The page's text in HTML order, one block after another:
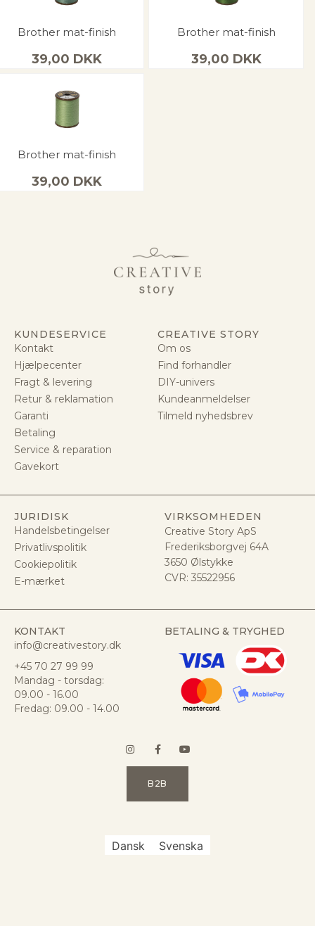
Brother mat-finish
39,00 DKK
Brother mat-finish
39,00 DKK
Brother mat-finish
39,00 DKK
KUNDESERVICE
Kontakt
Hjælpecenter
Fragt & levering
Retur & reklamation
Garanti
Betaling
Service & reparation
Gavekort
CREATIVE STORY
Om os
Find forhandler
DIY-univers
Kundeanmeldelser
Tilmeld nyhedsbrev
JURIDISK
Handelsbetingelser
Privatlivspolitik
Cookiepolitik
E-mærket
VIRKSOMHEDEN
Creative Story ApS
Frederiksborgvej 64A
3650 Ølstykke
CVR: 35522956
KONTAKT
info@creativestory.dk
+45 70 27 99 99
Mandag - torsdag:
09.00 - 16.00
Fredag: 09.00 - 14.00
BETALING & TRYGHED
B2B
Dansk Svenska